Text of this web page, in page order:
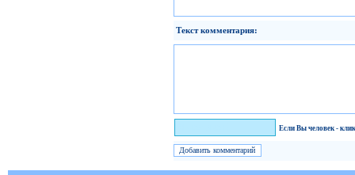
Текст комментария:
Если Вы человек -